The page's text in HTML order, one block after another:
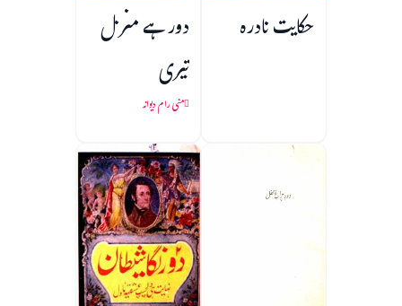
حکایت نادرہ دور ہے منزل
تیری
منی رام دیوانہ